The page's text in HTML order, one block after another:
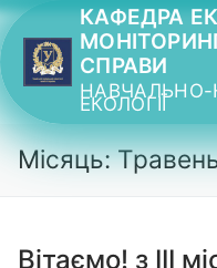
Перейти
до
вмісту
КАФЕДРА
СПРАВИ
НАВЧАЛЬНО-
ЕКОЛОГІЇ
Місяць:
Вітаємо! з ІІІ